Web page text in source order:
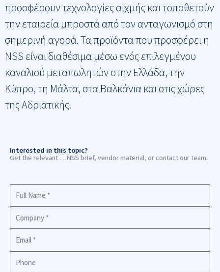
προσφέρουν τεχνολογίες αιχμής και τοποθετούν
την εταιρεία μπροστά από τον ανταγωνισμό στη
σημερινή αγορά. Τα προϊόντα που προσφέρει η
NSS είναι διαθέσιμα μέσω ενός επιλεγμένου
καναλιού μεταπωλητών στην Ελλάδα, την
Κύπρο, τη Μάλτα, στα Βαλκάνια και στις χώρες
της Αδριατικής.
Interested in this topic?
Get the relevant …NSS brief, vendor material, or contact our team.
Full
Name
Company
Business
Email
Phone